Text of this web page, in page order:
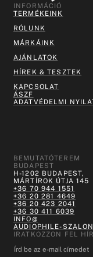
INFORMÁCIÓ
TERMÉKEINK
RÓLUNK
MÁRKÁINK
AJÁNLATOK
HÍREK & TESZTEK
KAPCSOLAT
ÁSZF
ADATVÉDELMI
BEMUTATÓTEREM
BUDAPEST
H-1202 BUDAPEST,
MÁRTÍROK ÚTJA 145
+36 70 944 1551
+36 20 281 4649
+36 20 423 2041
+36 30 411 6039
INFO@
AUDIOPHILE-
IRATKOZZON FEL